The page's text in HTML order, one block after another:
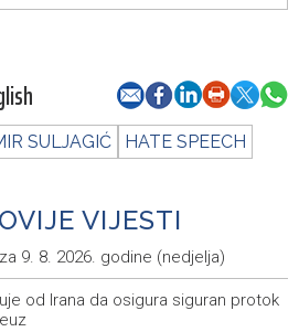
SULJAGIĆ
HATE SPEECH
VIJESTI
9. 8. 2026. godine (nedjelja)
od Irana da osigura siguran protok